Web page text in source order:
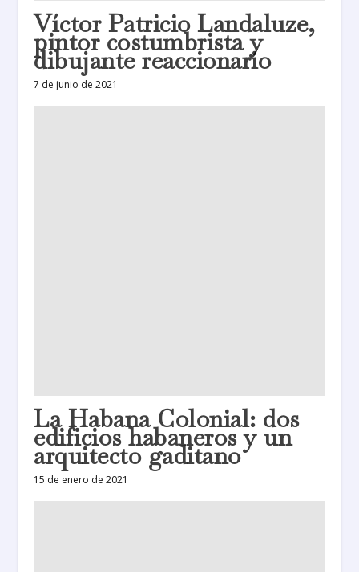
Víctor Patricio Landaluze,
pintor costumbrista y
dibujante reaccionario
7 de junio de 2021
La Habana Colonial: dos
edificios habaneros y un
arquitecto gaditano
15 de enero de 2021